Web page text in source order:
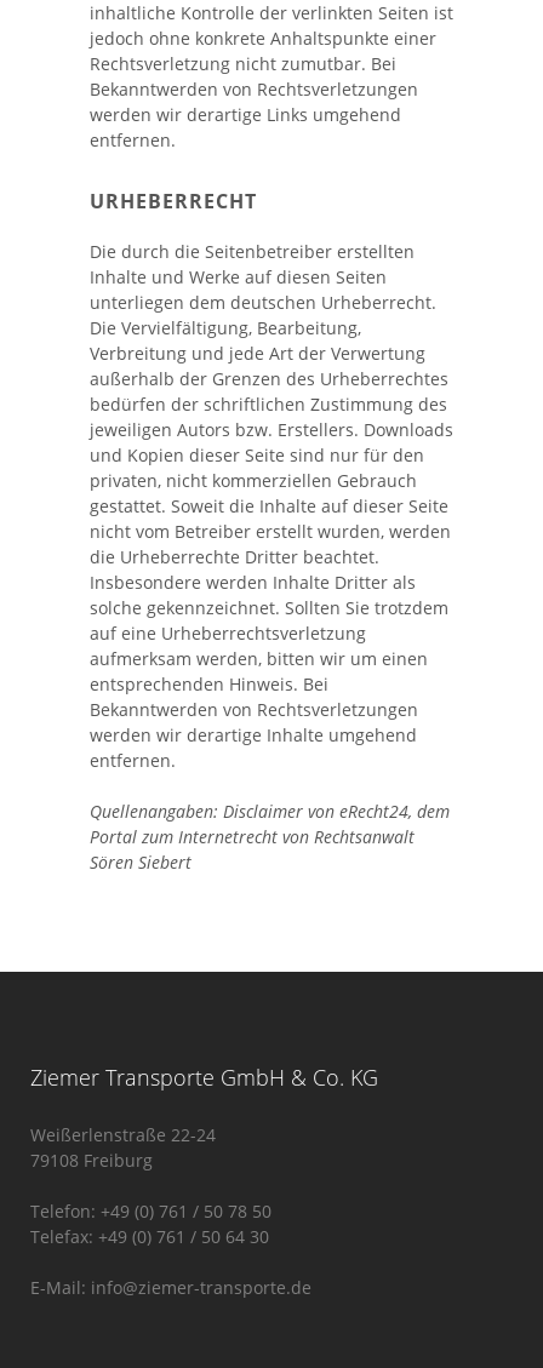
inhaltliche Kontrolle der verlinkten Seiten ist
jedoch ohne konkrete Anhaltspunkte einer
Rechtsverletzung nicht zumutbar. Bei
Bekanntwerden von Rechtsverletzungen
werden wir derartige Links umgehend
entfernen.
URHEBERRECHT
Die durch die Seitenbetreiber erstellten
Inhalte und Werke auf diesen Seiten
unterliegen dem deutschen Urheberrecht.
Die Vervielfältigung, Bearbeitung,
Verbreitung und jede Art der Verwertung
außerhalb der Grenzen des Urheberrechtes
bedürfen der schriftlichen Zustimmung des
jeweiligen Autors bzw. Erstellers. Downloads
und Kopien dieser Seite sind nur für den
privaten, nicht kommerziellen Gebrauch
gestattet. Soweit die Inhalte auf dieser Seite
nicht vom Betreiber erstellt wurden, werden
die Urheberrechte Dritter beachtet.
Insbesondere werden Inhalte Dritter als
solche gekennzeichnet. Sollten Sie trotzdem
auf eine Urheberrechtsverletzung
aufmerksam werden, bitten wir um einen
entsprechenden Hinweis. Bei
Bekanntwerden von Rechtsverletzungen
werden wir derartige Inhalte umgehend
entfernen.
Quellenangaben: Disclaimer von eRecht24, dem
Portal zum Internetrecht von Rechtsanwalt
Sören Siebert
Ziemer Transporte GmbH & Co. KG
Weißerlenstraße 22-24
79108 Freiburg
Telefon: +49 (0) 761 / 50 78 50
Telefax: +49 (0) 761 / 50 64 30
E-Mail: info@ziemer-transporte.de